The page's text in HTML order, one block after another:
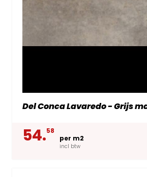
Del Conca Lavaredo - Grijs
54.58
per m2
incl btw